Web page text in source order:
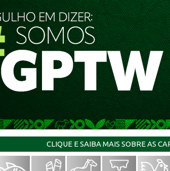
CLIQUE E SAIBA MAIS SOBRE AS